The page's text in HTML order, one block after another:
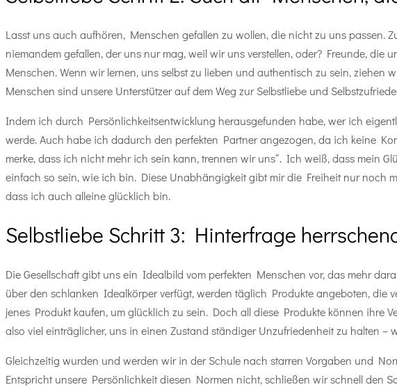
Lasst uns auch aufhören, Menschen gefallen zu wollen, die nicht zu uns
niemandem gefallen, der uns nur mag, weil wir uns verstellen, oder? Freunde,
Menschen. Wenn wir lernen, uns selbst zu lieben und authentisch zu sein,
Menschen sind unsere Unterstützer auf dem Weg zur Selbstliebe und
Indem ich durch Persönlichkeitsentwicklung herausgefunden habe, wer ich
werde. Auch habe ich dadurch den perfekten Partner angezogen, da ich keine
merke, dass ich nicht mehr ich sein kann, trennen wir uns“. Ich weiß, dass mein
einfach so sein, wie ich bin. Diese Unabhängigkeit gibt mir die Freiheit nur noch
dass ich auch alleine glücklich bin.
Selbstliebe Schritt 3: Hinterfrage
Die Gesellschaft gibt uns ein Idealbild vom perfekten Menschen vor, das mehr
über den schlanken Idealkörper verfügt, werden täglich Produkte angeboten, die
jenes Produkt kaufen, um glücklich zu sein. Doch all diese Produkte können ihre
also viel einträglicher, uns in einen Zustand ständiger Unzufriedenheit zu halten –
Gleichzeitig wurden und werden wir in der Schule nach starren Vorgaben und
Entspricht unsere Persönlichkeit diesen Normen nicht, schließen wir schnell den